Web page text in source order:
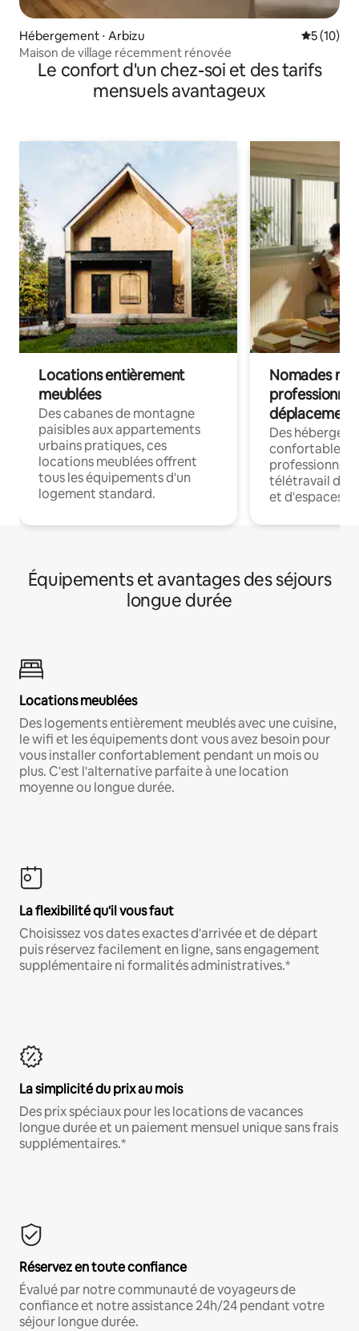
Hébergement ⋅ Arbizu
5 (10)
Maison de village récemment rénovée
Le confort d'un chez-soi et des tarifs
mensuels avantageux
Locations entièrement
meublées
Des cabanes de montagne
paisibles aux appartements
urbains pratiques, ces
locations meublées offrent
tous les équipements d'un
logement standard.
Nomades
déplacement
Des
confortables
professionnels
télétravail
et d'espaces
Équipements et avantages des séjours
longue durée
Locations meublées
Des logements entièrement meublés avec une cuisine,
le wifi et les équipements dont vous avez besoin pour
vous installer confortablement pendant un mois ou
plus. C'est l'alternative parfaite à une location
moyenne ou longue durée.
La flexibilité qu'il vous faut
Choisissez vos dates exactes d'arrivée et de départ
puis réservez facilement en ligne, sans engagement
supplémentaire ni formalités administratives.*
La simplicité du prix au mois
Des prix spéciaux pour les locations de vacances
longue durée et un paiement mensuel unique sans frais
supplémentaires.*
Réservez en toute confiance
Évalué par notre communauté de voyageurs de
confiance et notre assistance 24h/24 pendant votre
séjour longue durée.